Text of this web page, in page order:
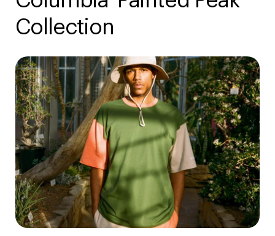
Collection